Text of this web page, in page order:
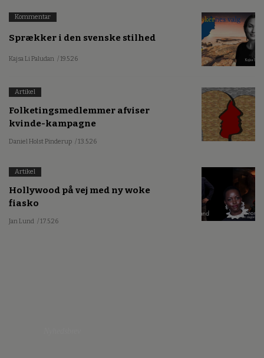
Kommentar
Sprækker i den svenske stilhed
Kajsa Li Paludan / 19.5.26
Artikel
Folketingsmedlemmer afviser
kvinde-kampagne
Daniel Holst Pinderup / 13.5.26
Artikel
Hollywood på vej med ny woke
fiasko
Jan Lund / 17.5.26